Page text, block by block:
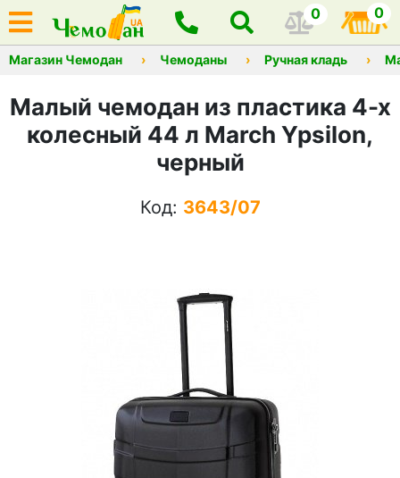
0 0
Магазин Чемодан Чемоданы Ручная кладь
Малый чемодан из пластика 4-х
колесный 44 л March Ypsilon,
черный
Код: 3643/07